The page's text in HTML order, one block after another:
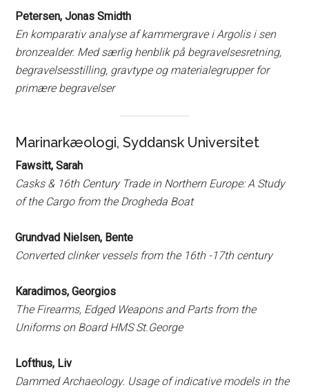
Petersen, Jonas Smidth
En komparativ analyse af kammergrave i Argolis i sen
bronzealder. Med særlig henblik på begravelsesretning,
begravelsesstilling, gravtype og materialegrupper for
primære begravelser
Marinarkæologi, Syddansk Universitet
Fawsitt, Sarah
Casks & 16th Century Trade in Northern Europe: A Study
of the Cargo from the Drogheda Boat
Grundvad Nielsen, Bente
Converted clinker vessels from the 16th -17th century
Karadimos, Georgios
The Firearms, Edged Weapons and Parts from the
Uniforms on Board HMS St.George
Lofthus, Liv
Dammed Archaeology. Usage of indicative models in the